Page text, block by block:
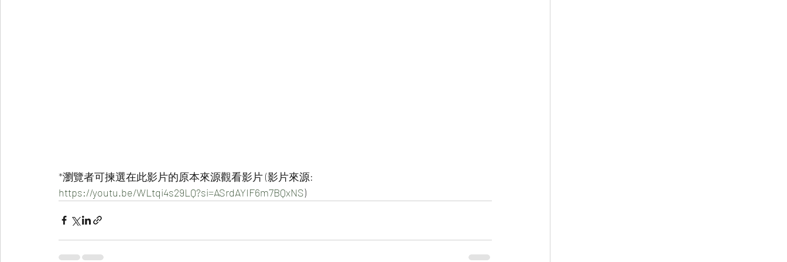
*瀏覽者可揀選在此影片的原本來源觀看影片 (影片來源:
https://youtu.be/WLtqi4s29LQ?si=ASrdAYIF6m7BQxNS)